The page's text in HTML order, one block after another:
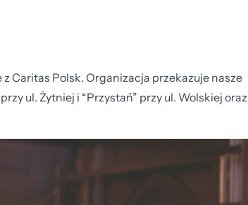
Caritas Polsk. Organizacja przekazuje nasze
ul. Żytniej i “Przystań” przy ul. Wolskiej oraz